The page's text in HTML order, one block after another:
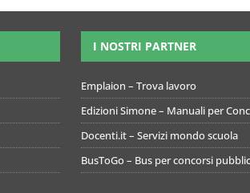
I NOSTRI PARTNER
Emplaion – Trova lavoro
Edizioni Simone – Manuali per
Docenti.it – Servizi mondo scuola
BusToGo – Bus per concorsi